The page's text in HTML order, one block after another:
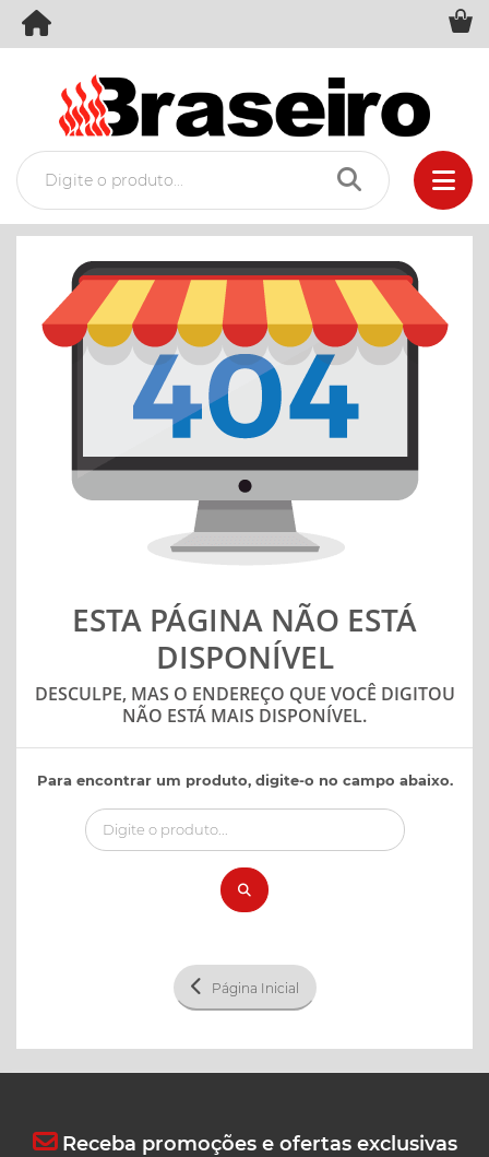
ESTA PÁGINA NÃO ESTÁ
DISPONÍVEL
DESCULPE, MAS O ENDEREÇO QUE VOCÊ DIGITOU
NÃO ESTÁ MAIS DISPONÍVEL.
Para encontrar um produto, digite-o no campo abaixo.
Página Inicial
Receba promoções e ofertas exclusivas